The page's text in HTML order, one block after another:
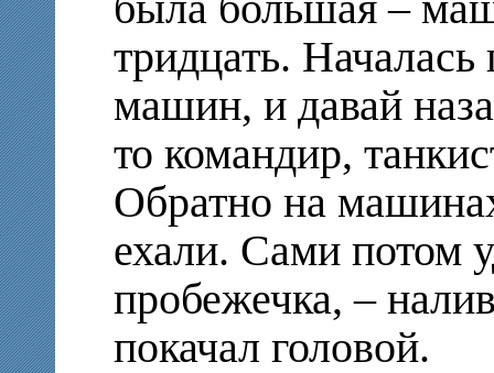
тридцать. Началась
машин, и давай
то командир,
Обратно на
ехали. Сами потом
пробежечка, –
покачал головой.